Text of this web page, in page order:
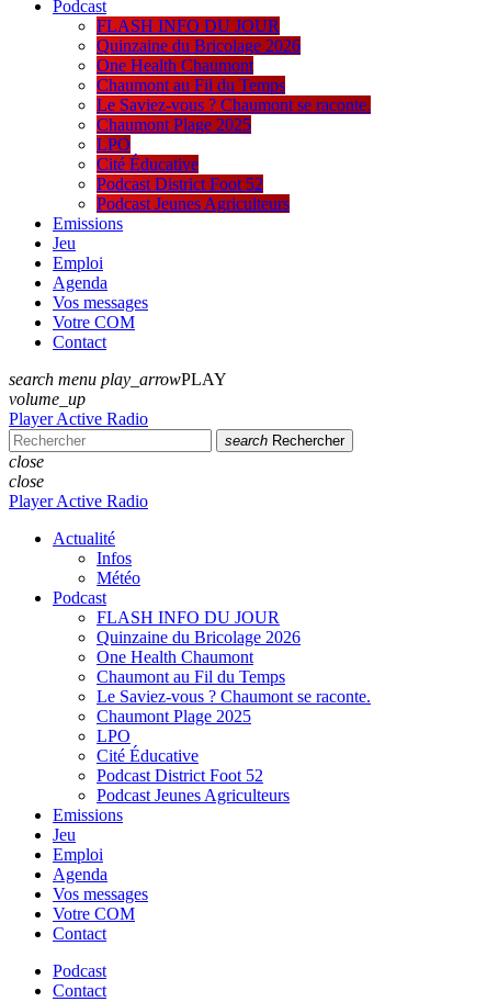
Podcast
FLASH INFO DU JOUR
Quinzaine du Bricolage 2026
One Health Chaumont
Chaumont au Fil du Temps
Le Saviez-vous ? Chaumont se raconte.
Chaumont Plage 2025
LPO
Cité Éducative
Podcast District Foot 52
Podcast Jeunes Agriculteurs
Emissions
Jeu
Emploi
Agenda
Vos messages
Votre COM
Contact
search menu play_arrowPLAY
volume_up
Player Active Radio
search Rechercher
close
close
Player Active Radio
Actualité
Infos
Météo
Podcast
FLASH INFO DU JOUR
Quinzaine du Bricolage 2026
One Health Chaumont
Chaumont au Fil du Temps
Le Saviez-vous ? Chaumont se raconte.
Chaumont Plage 2025
LPO
Cité Éducative
Podcast District Foot 52
Podcast Jeunes Agriculteurs
Emissions
Jeu
Emploi
Agenda
Vos messages
Votre COM
Contact
Podcast
Contact